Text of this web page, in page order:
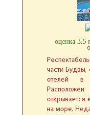
оценка 3.5
части Будвы,
отелей в
открывается
на море.